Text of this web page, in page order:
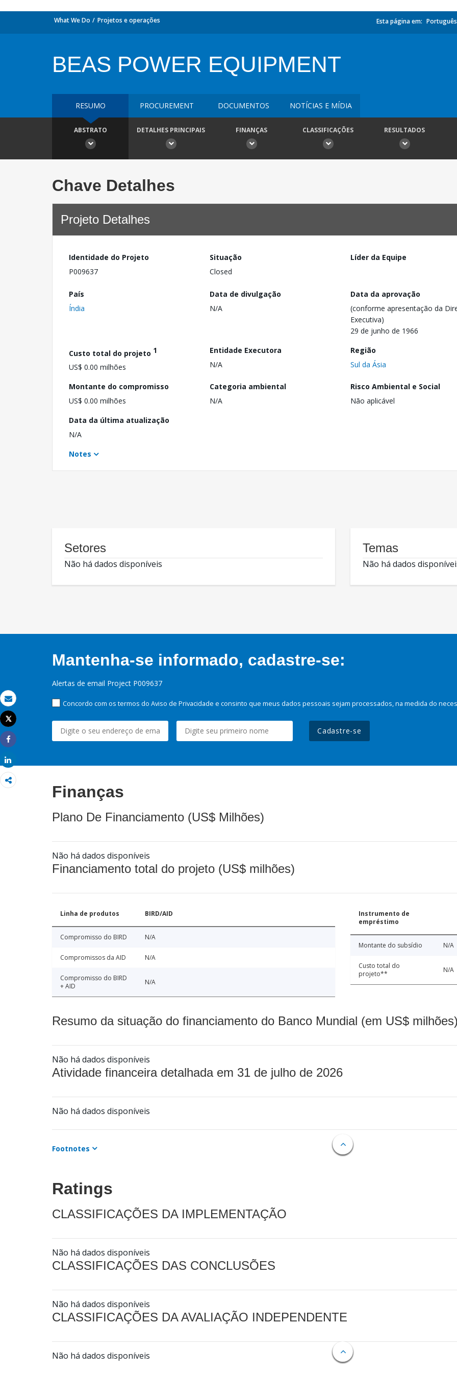
Email
Imprimir
Tweet
Share
What We Do Projetos e operações Esta página em: Português
BEAS POWER EQUIPMENT
RESUMO PROCUREMENT DOCUMENTOS NOTÍCIAS E MÍDIA
ABSTRATO DETALHES PRINCIPAIS FINANÇAS CLASSIFICAÇÕES RESULTADOS
Chave Detalhes
Projeto Detalhes
Identidade do Projeto
P009637
Situação
Closed
Líder da Equipe
País
Índia
Data de divulgação
N/A
Data da aprovação
(conforme apresentação da
Executiva)
29 de junho de 1966
Custo total do projeto 1
US$ 0.00 milhões
Entidade Executora
N/A
Região
Sul da Ásia
Montante do compromisso
US$ 0.00 milhões
Categoria ambiental
N/A
Risco Ambiental e Social
Não aplicável
Data da última atualização
N/A
Notes
Setores
Não há dados disponíveis
Temas
Não há dados
Mantenha-se informado, cadastre-se:
Alertas de email Project P009637
Concordo com os termos do Aviso de Privacidade e consinto que meus dados pessoais sejam processados, na medida do
Cadastre-se
Finanças
Plano De Financiamento (US$ Milhões)
Não há dados disponíveis
Financiamento total do projeto (US$ milhões)
Linha de produtos BIRD/AID
Compromisso do BIRD N/A
Compromissos da AID N/A
Compromisso do BIRD
+ AID
N/A
Instrumento de
empréstimo
Montante do subsídio N/A
Custo total do
projeto**
N/A
Resumo da situação do financiamento do Banco Mundial (em US$
Não há dados disponíveis
Atividade financeira detalhada em 31 de julho de 2026
Não há dados disponíveis
Footnotes
Ratings
CLASSIFICAÇÕES DA IMPLEMENTAÇÃO
Não há dados disponíveis
CLASSIFICAÇÕES DAS CONCLUSÕES
Não há dados disponíveis
CLASSIFICAÇÕES DA AVALIAÇÃO INDEPENDENTE
Não há dados disponíveis